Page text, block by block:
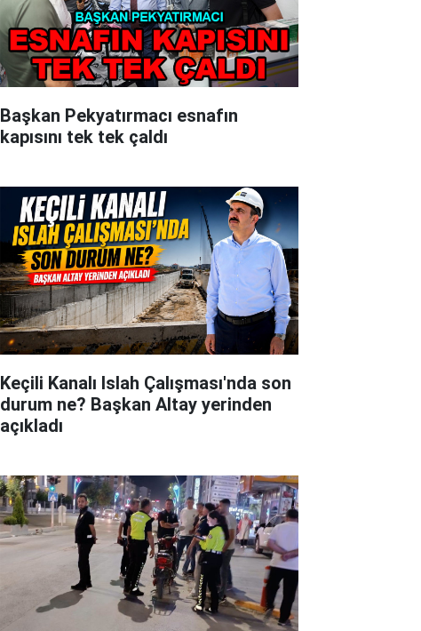
Başkan Pekyatırmacı esnafın
kapısını tek tek çaldı
Keçili Kanalı Islah Çalışması'nda son
durum ne? Başkan Altay yerinden
açıkladı